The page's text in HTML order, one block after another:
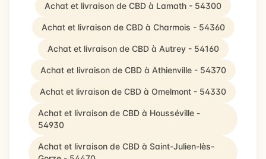
Achat et livraison de CBD à Lamath - 54300
Achat et livraison de CBD à Charmois - 54360
Achat et livraison de CBD à Autrey - 54160
Achat et livraison de CBD à Athienville - 54370
Achat et livraison de CBD à Omelmont - 54330
Achat et livraison de CBD à Housséville -
54930
Achat et livraison de CBD à Saint-Julien-lès-